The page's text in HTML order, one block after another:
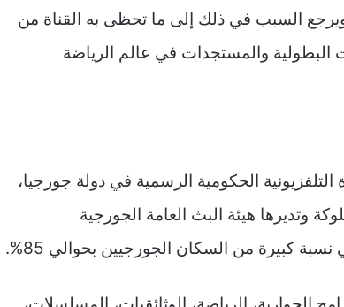
السبب في ذلك إلى ما تحظى به القناة من
البطولية والمستجدات في عالم الرياضة
الحكومية الرسمية في دولة جورجيا،
وتديرها هيئة البث العامة الجورجية